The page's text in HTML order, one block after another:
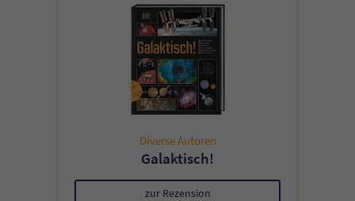
Diverse Autoren
Galaktisch!
zur Rezension